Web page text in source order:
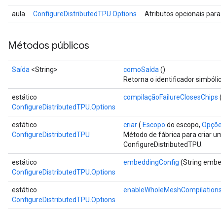
aula ConfigureDistributedTPU.Options Atributos opcionais
Métodos públicos
Saída <String> comoSaída ()
Retorna o identificador
estático
ConfigureDistributedTPU.Options
compilaçãoFailureClosesChips
estático
ConfigureDistributedTPU
criar( Escopo do escopo,
Método de fábrica para criar
ConfigureDistributedTPU.
estático
ConfigureDistributedTPU.Options
embeddingConfig (String
estático
ConfigureDistributedTPU.Options